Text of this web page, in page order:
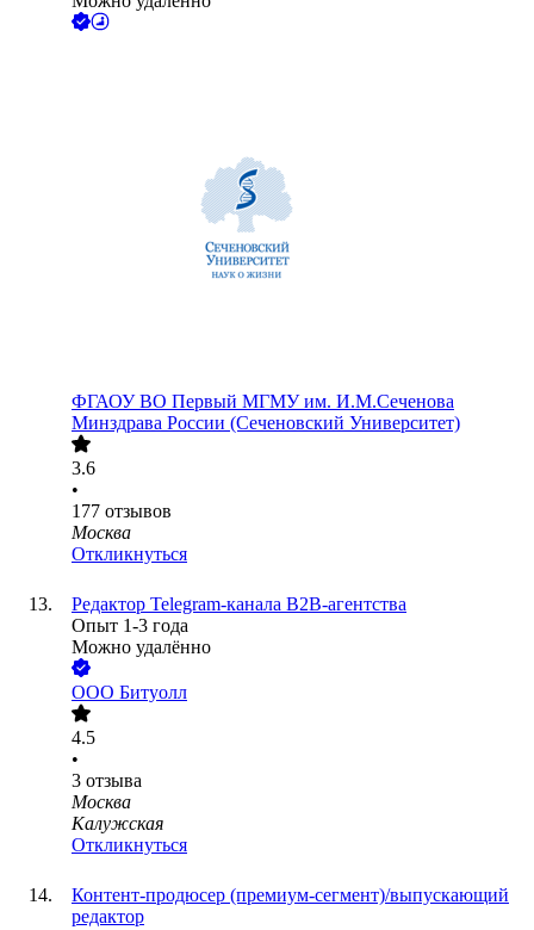
ФГАОУ ВО Первый МГМУ им. И.М.Сеченова
Минздрава России (Сеченовский Университет)
3.6
•
177 отзывов
Москва
Откликнуться
Редактор Telegram-канала B2B-агентства
Опыт 1-3 года
Можно удалённо
ООО Битуолл
4.5
•
3 отзыва
Москва
Калужская
Откликнуться
Контент-продюсер (премиум-сегмент)/выпускающий
редактор